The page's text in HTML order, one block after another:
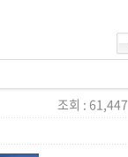
조회 : 61,447